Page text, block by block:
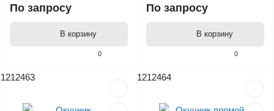
0
По запросу
В корзину
0
По запросу
В корзину
1212463 1212464